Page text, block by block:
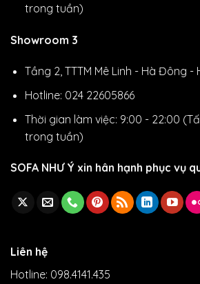
trong tuần)
Showroom 3
Tầng 2, TTTM Mê Linh - Hà Đông -
Hotline: 024 22605866
Thời gian làm việc: 9:00 - 22:00
trong tuần)
SOFA NHƯ Ý xin hân hạnh phục vụ
Liên hệ
Hotline: 098.4141.435